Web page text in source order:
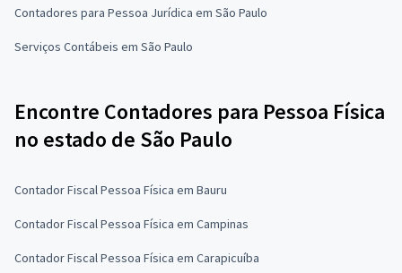
Contadores para Pessoa Jurídica em São Paulo
Serviços Contábeis em São Paulo
Encontre Contadores para Pessoa Física
no estado de São Paulo
Contador Fiscal Pessoa Física em Bauru
Contador Fiscal Pessoa Física em Campinas
Contador Fiscal Pessoa Física em Carapicuíba